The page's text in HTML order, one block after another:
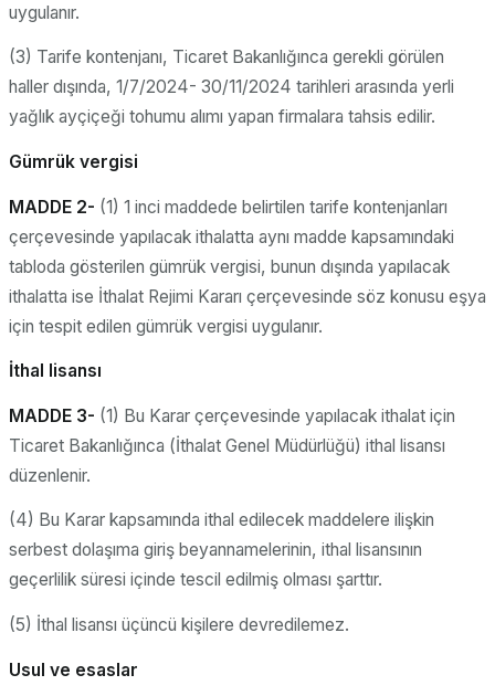
uygulanır.
(3) Tarife kontenjanı, Ticaret Bakanlığınca gerekli görülen
haller dışında, 1/7/2024- 30/11/2024 tarihleri arasında yerli
yağlık ayçiçeği tohumu alımı yapan firmalara tahsis edilir.
Gümrük vergisi
MADDE 2- (1) 1 inci maddede belirtilen tarife kontenjanları
çerçevesinde yapılacak ithalatta aynı madde kapsamındaki
tabloda gösterilen gümrük vergisi, bunun dışında yapılacak
ithalatta ise İthalat Rejimi Kararı çerçevesinde söz konusu eşya
için tespit edilen gümrük vergisi uygulanır.
İthal lisansı
MADDE 3- (1) Bu Karar çerçevesinde yapılacak ithalat için
Ticaret Bakanlığınca (İthalat Genel Müdürlüğü) ithal lisansı
düzenlenir.
(4) Bu Karar kapsamında ithal edilecek maddelere ilişkin
serbest dolaşıma giriş beyannamelerinin, ithal lisansının
geçerlilik süresi içinde tescil edilmiş olması şarttır.
(5) İthal lisansı üçüncü kişilere devredilemez.
Usul ve esaslar